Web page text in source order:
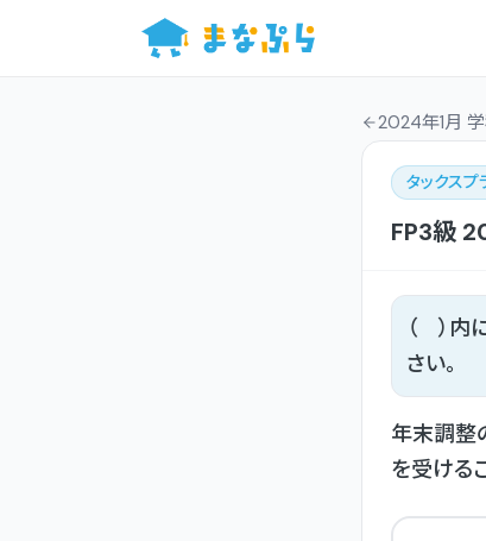
2024年1月
タックスプ
FP3級
（ ）内
さい。
年末調整
を受ける